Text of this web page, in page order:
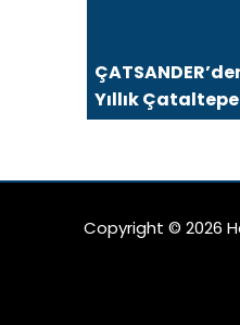
Yıllık
“Bursa
Copyright © 2026